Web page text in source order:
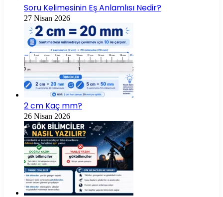
Soru Kelimesinin Eş Anlamlısı Nedir?
27 Nisan 2026
2 cm Kaç mm?
26 Nisan 2026